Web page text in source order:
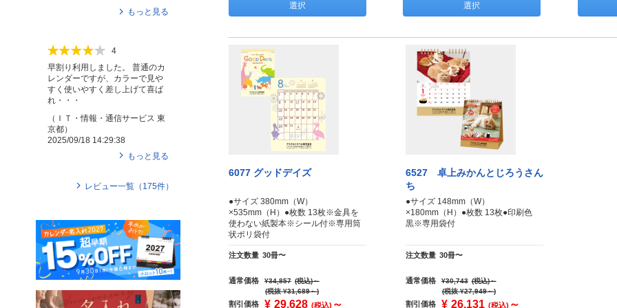
選択 選択
6077 グッドデイズ
●サイズ 380mm（W）
×535mm（H）●枚数 13枚※金具を
使わない紙製本※シール付※専用筒
状ポリ袋付
注文数量 30冊〜
通常価格 ¥34,857 (税込)～
(税抜 ¥31,689～)
割引価格 ¥ 29,628 (税込) ～
6527 卓上みかんとじろうさん
ち
●サイズ 148mm（W）
×180mm（H）●枚数 13枚●印刷色
黒※専用袋付
注文数量 30冊〜
通常価格 ¥30,743 (税込)～
(税抜 ¥27,949～)
割引価格 ¥ 26,131 (税込) ～
もっと見る
4
早割り利用しました。 普通のカ
レンダーですが、カラーで見や
すく使いやすく差し上げて喜ば
れ・・・
（ ＩＴ・情報・通信サービス 東
京都）
2025/09/18 14:29:38
もっと見る
レビュー一覧（ 175件）